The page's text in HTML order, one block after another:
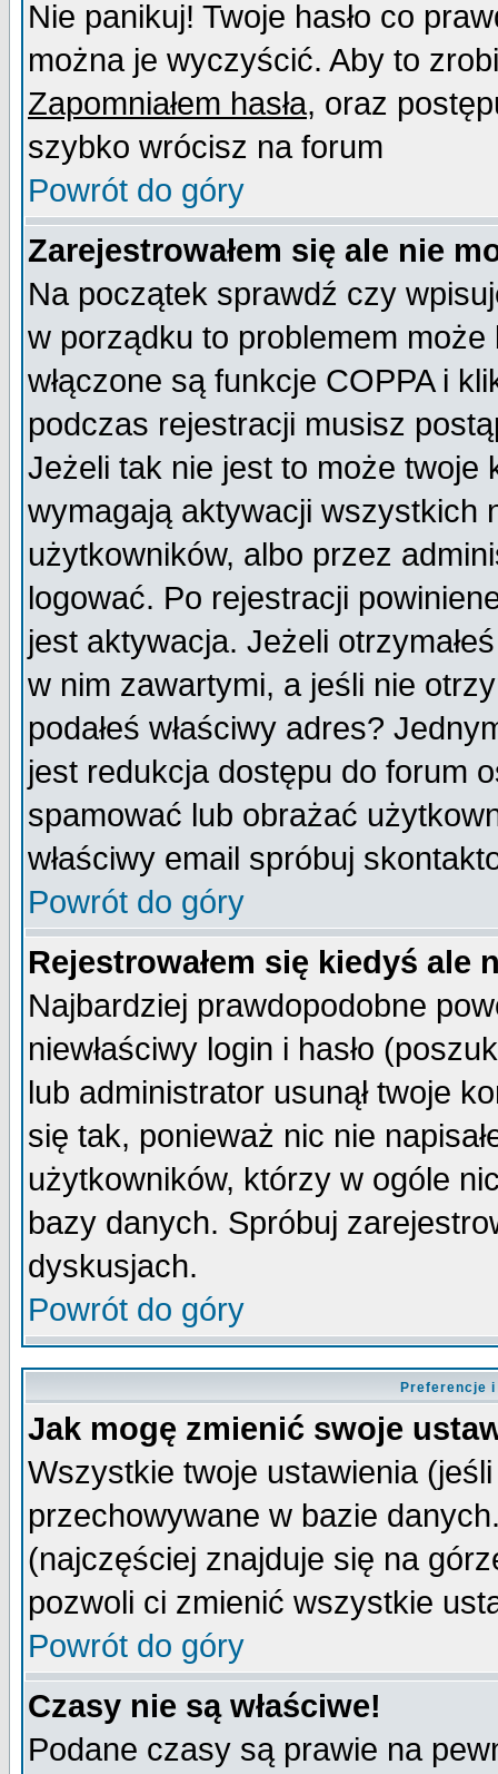
Nie panikuj! Twoje hasło co
można je wyczyścić. Aby to
Zapomniałem hasła, oraz
szybko wrócisz na forum
Powrót do góry
Zarejestrowałem się ale nie
Na początek sprawdź czy
w porządku to problemem
włączone są funkcje COPPA i
podczas rejestracji musisz
Jeżeli tak nie jest to może twoje
wymagają aktywacji wszystkich
użytkowników, albo przez
logować. Po rejestracji
jest aktywacja. Jeżeli
w nim zawartymi, a jeśli nie
podałeś właściwy adres?
jest redukcja dostępu do forum
spamować lub obrażać
właściwy email spróbuj
Powrót do góry
Rejestrowałem się kiedyś ale
Najbardziej prawdopodobne
niewłaściwy login i hasło
lub administrator usunął twoje
się tak, ponieważ nic nie
użytkowników, którzy w ogóle
bazy danych. Spróbuj
dyskusjach.
Powrót do góry
Preferencje
Jak mogę zmienić swoje
Wszystkie twoje ustawienia
przechowywane w bazie
(najczęściej znajduje się na
pozwoli ci zmienić wszystkie
Powrót do góry
Czasy nie są właściwe!
Podane czasy są prawie na